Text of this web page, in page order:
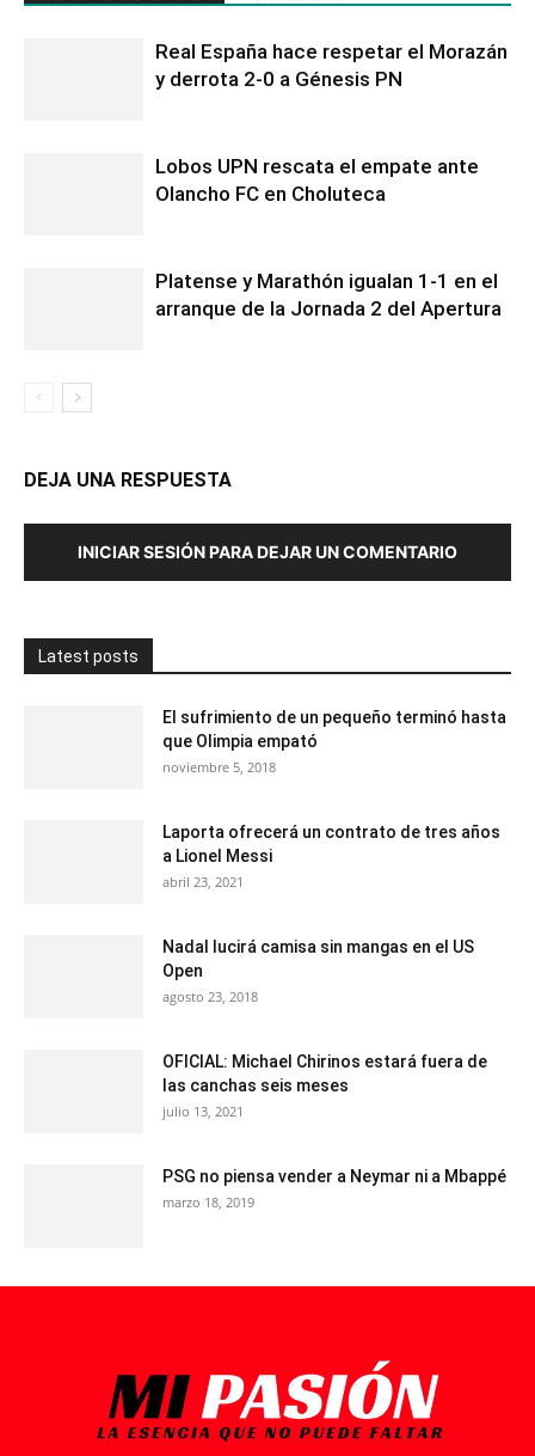
Real España hace respetar el Morazán
y derrota 2-0 a Génesis PN
Lobos UPN rescata el empate ante
Olancho FC en Choluteca
Platense y Marathón igualan 1-1 en el
arranque de la Jornada 2 del Apertura
DEJA UNA RESPUESTA
INICIAR SESIÓN PARA DEJAR UN COMENTARIO
Latest posts
El sufrimiento de un pequeño terminó hasta
que Olimpia empató
noviembre 5, 2018
Laporta ofrecerá un contrato de tres años
a Lionel Messi
abril 23, 2021
Nadal lucirá camisa sin mangas en el US
Open
agosto 23, 2018
OFICIAL: Michael Chirinos estará fuera de
las canchas seis meses
julio 13, 2021
PSG no piensa vender a Neymar ni a Mbappé
marzo 18, 2019